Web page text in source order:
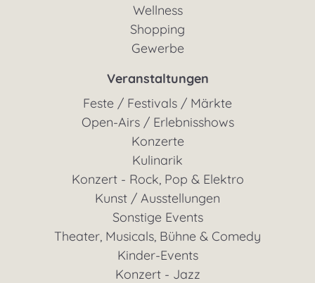
Wellness
Shopping
Gewerbe
Veranstaltungen
Feste / Festivals / Märkte
Open-Airs / Erlebnisshows
Konzerte
Kulinarik
Konzert - Rock, Pop & Elektro
Kunst / Ausstellungen
Sonstige Events
Theater, Musicals, Bühne & Comedy
Kinder-Events
Konzert - Jazz